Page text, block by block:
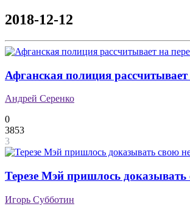
2018-12-12
Афганская полиция
Андрей Серенко
0
3853
3
Терезе Мэй пришлось доказывать
Игорь Субботин